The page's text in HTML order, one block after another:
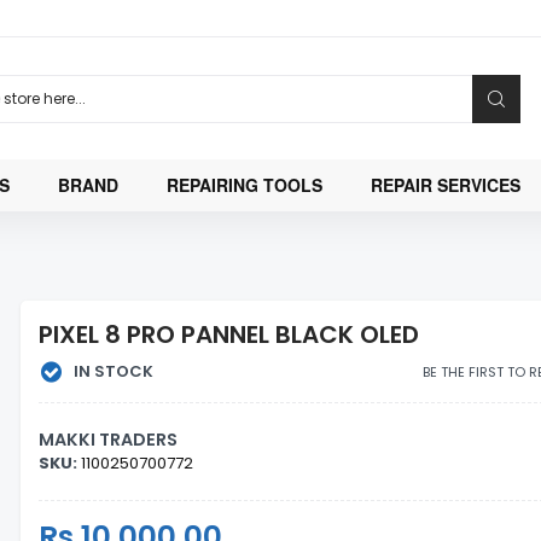
BRAND REPAIRING TOOLS REPAIR SERVICES
PIXEL 8 PRO PANNEL BLACK OLED
IN STOCK BE THE FIRST TO
MAKKI TRADERS
SKU:1100250700772